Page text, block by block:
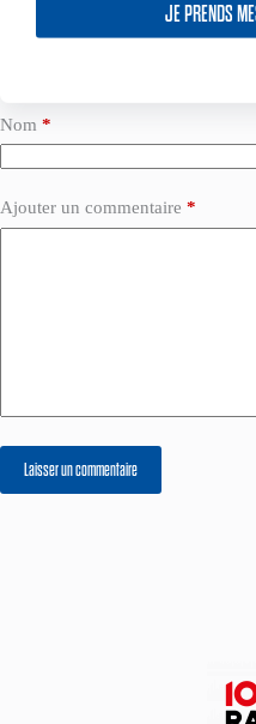
JE PRENDS
Laisser un commentaire
Nom *
Ajouter un commentaire *
Laisser un commentaire